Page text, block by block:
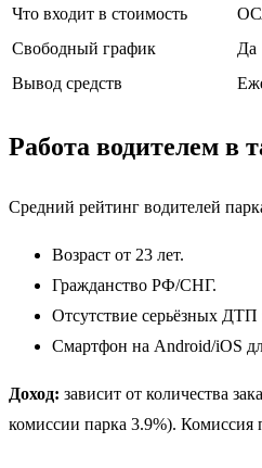
Что входит в стоимость
Свободный график
Да
Вывод средств
Работа водителем в
Средний рейтинг водителей
Возраст от 23 лет.
Гражданство РФ/СНГ.
Отсутствие серьёзных ДТП
Смартфон на Android/iOS
Доход: зависит от количества
комиссии парка 3.9%).